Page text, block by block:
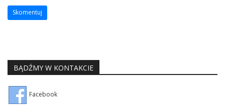
BĄDŹMY W KONTAKCIE
Facebook